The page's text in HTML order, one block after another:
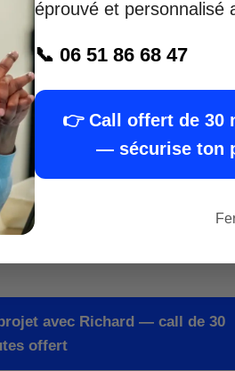
immobilière depuis 15 ans
à
et juridiques
construire unbilan promoteur
projet
avec Richard — call de 30
offert
éprouvé et personnalisé
📞 06 51 86 68 47
👉 Call offert de 30
— sécurise ton